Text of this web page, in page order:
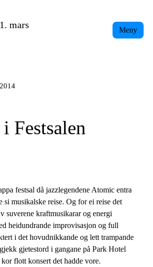
mars
Meny
Festsalen
festsal då jazzlegendene Atomic entra
si musikalske reise. Og for ei reise det
suverene kraftmusikarar og energi
heidundrande improvisasjon og full
i det hovudnikkande og lett trampande
gjetestord i gangane på Park Hotel
flott konsert det hadde vore.